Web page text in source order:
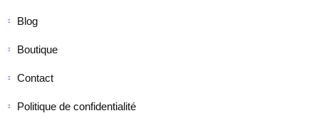
Blog
Boutique
Contact
Politique de confidentialité